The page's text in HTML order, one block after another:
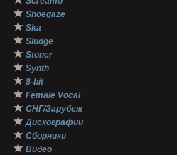
★ Shoegaze
★ Ska
★ Sludge
★ Stoner
★ Synth
★ 8-bit
★ Female Vocal
★ СНГ/Зарубеж
★ Дискографии
★ Сборники
★ Видео